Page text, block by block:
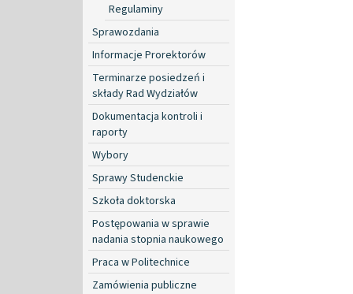
Regulaminy
Sprawozdania
Informacje Prorektorów
Terminarze posiedzeń i
składy Rad Wydziałów
Dokumentacja kontroli i
raporty
Wybory
Sprawy Studenckie
Szkoła doktorska
Postępowania w sprawie
nadania stopnia naukowego
Praca w Politechnice
Zamówienia publiczne